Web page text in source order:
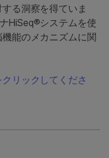
る洞察を得ていま
HiSeq®システムを使
能のメカニズムに関
クリックしてくださ